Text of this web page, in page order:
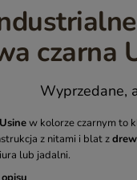
BIURKA
czarna
Wyprzedane,
w kolorze czarnym to
z nitami i blat z
lub jadalni.